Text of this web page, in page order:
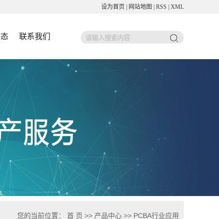
设为首页 网站地图 RSS XML
联系我们
您的当前位置： 首 页 >> 产品中心 >> PCBA行业应用